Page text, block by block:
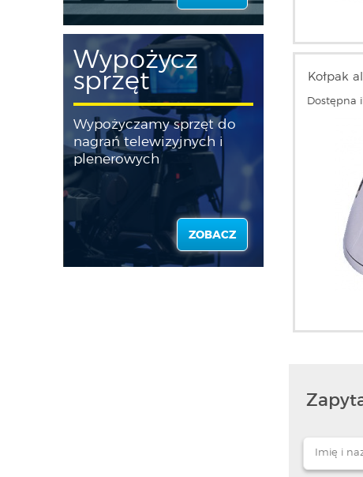
Wypożycz
sprzęt
Wypożyczamy sprzęt do
nagrań telewizyjnych i
plenerowych
ZOBACZ
Kołpak
Dostępna